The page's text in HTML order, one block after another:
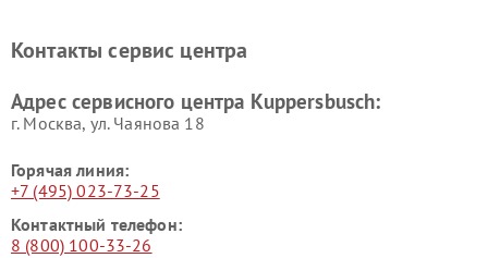
Kuppersbusch
вакуумных упаковщиков
Ремонт сушильных машин Kuppersbusch
Контакты сервис центра
Адрес сервисного центра Kuppersbusch:
г. Москва, ул. Чаянова 18
Горячая линия:
+7 (495) 023-73-25
Контактный телефон:
8 (800) 100-33-26